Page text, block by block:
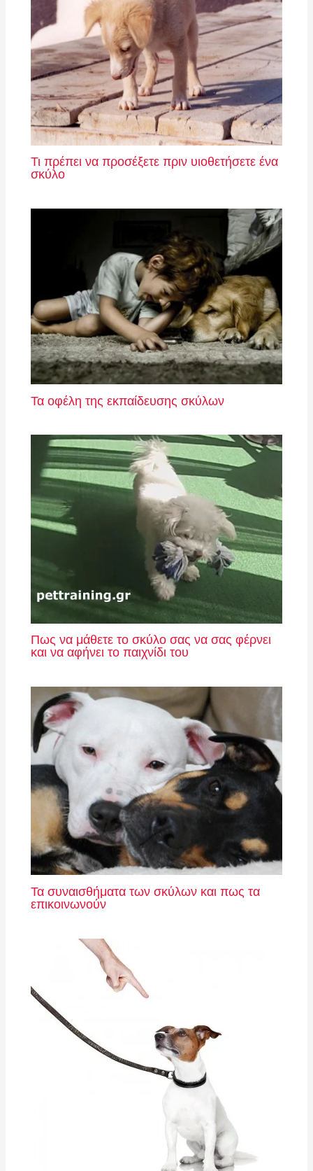
Τι πρέπει να προσέξετε πριν υιοθετήσετε ένα
σκύλο
Τα οφέλη της εκπαίδευσης σκύλων
Πως να μάθετε το σκύλο σας να σας φέρνει
και να αφήνει το παιχνίδι του
Τα συναισθήματα των σκύλων και πως τα
επικοινωνούν